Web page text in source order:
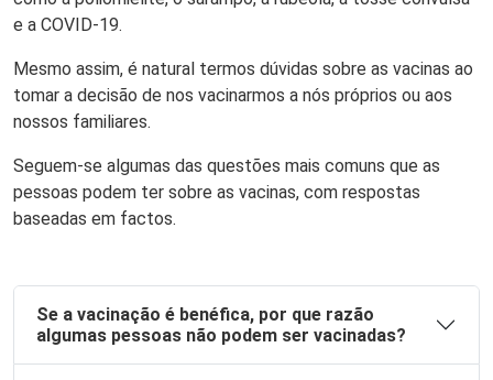
e a COVID-19.
Mesmo assim, é natural termos dúvidas sobre as vacinas ao
tomar a decisão de nos vacinarmos a nós próprios ou aos
nossos familiares.
Seguem-se algumas das questões mais comuns que as
pessoas podem ter sobre as vacinas, com respostas
baseadas em factos.
Se a vacinação é benéfica, por que razão
algumas pessoas não podem ser vacinadas?